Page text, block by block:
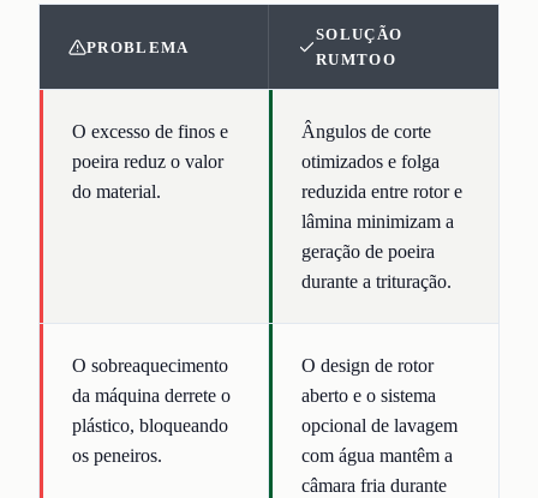
PROBLEMA
SOLUÇÃO
RUMTOO
O excesso de finos e
poeira reduz o valor
do material.
Ângulos de corte
otimizados e folga
reduzida entre rotor e
lâmina minimizam a
geração de poeira
durante a trituração.
O sobreaquecimento
da máquina derrete o
plástico, bloqueando
os peneiros.
O design de rotor
aberto e o sistema
opcional de lavagem
com água mantêm a
câmara fria durante